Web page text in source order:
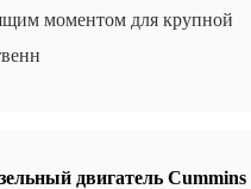
моментом для крупной
двигатель